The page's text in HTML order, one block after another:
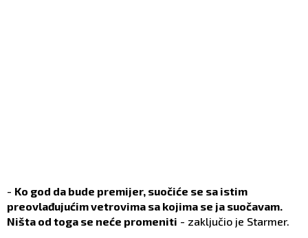
- Ko god da bude premijer, suočiće se sa istim
preovlađujućim vetrovima sa kojima se ja suočavam.
Ništa od toga se neće promeniti - zaključio je Starmer.